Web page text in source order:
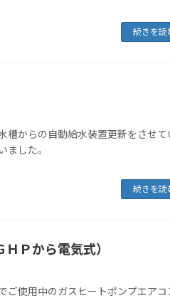
続きを読
からの自動給水装置更新をさせて
ました。
続きを読
Ｐから電気式）
使用中のガスヒートポンプエアコ